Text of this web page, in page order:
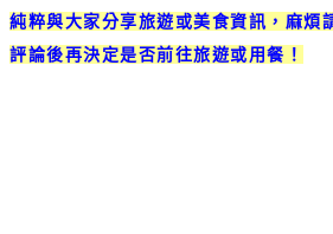
純粹與大家分享旅遊或美食資訊，麻煩
評論後再決定是否前往旅遊或用餐！